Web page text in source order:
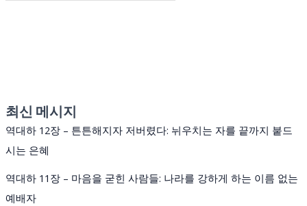
최신 메시지
역대하 12장 – 튼튼해지자 저버렸다: 뉘우치는 자를 끝까지 붙드
시는 은혜
역대하 11장 – 마음을 굳힌 사람들: 나라를 강하게 하는 이름 없는
예배자